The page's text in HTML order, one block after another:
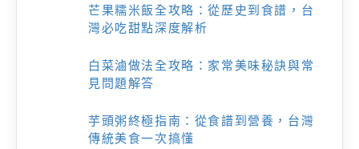
芒果糯米飯全攻略：從歷史到食譜，台
灣必吃甜點深度解析
白菜滷做法全攻略：家常美味秘訣與常
見問題解答
芋頭粥終極指南：從食譜到營養，台灣
傳統美食一次搞懂